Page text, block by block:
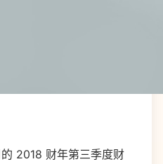
2018 财年第三季度财